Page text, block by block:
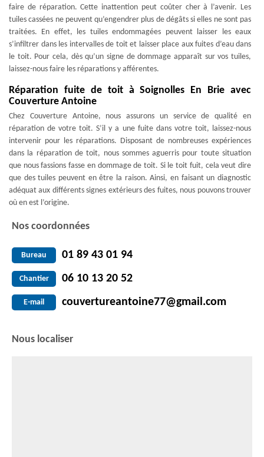
faire de réparation. Cette inattention peut coûter cher à l’avenir. Les
tuiles cassées ne peuvent qu’engendrer plus de dégâts si elles ne sont pas
traitées. En effet, les tuiles endommagées peuvent laisser les eaux
s’infiltrer dans les intervalles de toit et laisser place aux fuites d’eau dans
le toit. Pour cela, dès qu’un signe de dommage apparaît sur vos tuiles,
laissez-nous faire les réparations y afférentes.
Réparation fuite de toit à Soignolles En Brie avec
Couverture Antoine
Chez Couverture Antoine, nous assurons un service de qualité en
réparation de votre toit. S’il y a une fuite dans votre toit, laissez-nous
intervenir pour les réparations. Disposant de nombreuses expériences
dans la réparation de toit, nous sommes aguerris pour toute situation
que nous fassions fasse en dommage de toit. Si le toit fuit, cela veut dire
que des tuiles peuvent en être la raison. Ainsi, en faisant un diagnostic
adéquat aux différents signes extérieurs des fuites, nous pouvons trouver
où en est l’origine.
Nos coordonnées
Bureau 01 89 43 01 94
Chantier 06 10 13 20 52
E-mail couvertureantoine77@gmail.com
Nous localiser